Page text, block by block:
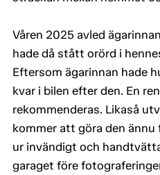
Våren 2025 avled
hade då stått orörd i
Eftersom ägarinnan hade
kvar i bilen efter den. En
rekommenderas. Likaså
kommer att göra den ännu
ur invändigt och
garaget före